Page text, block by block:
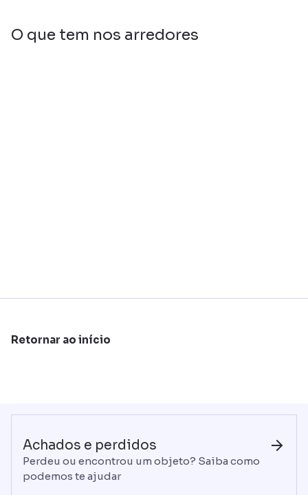
O que tem nos arredores
Retornar ao início
Achados e perdidos
Perdeu ou encontrou um objeto? Saiba como
podemos te ajudar